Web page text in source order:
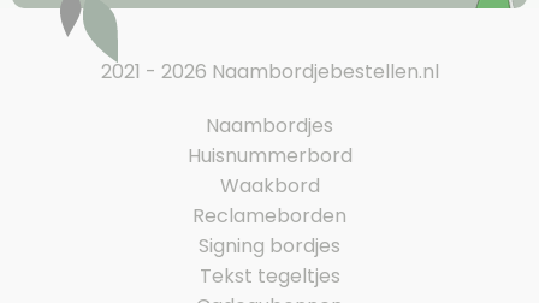
2021 - 2026 Naambordjebestellen.nl
Naambordjes
Huisnummerbord
Waakbord
Reclameborden
Signing bordjes
Tekst tegeltjes